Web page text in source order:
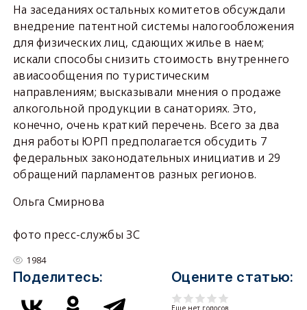
На заседаниях остальных комитетов обсуждали
внедрение патентной системы налогообложения
для физических лиц, сдающих жилье в наем;
искали способы снизить стоимость внутреннего
авиасообщения по туристическим
направлениям; высказывали мнения о продаже
алкогольной продукции в санаториях. Это,
конечно, очень краткий перечень. Всего за два
дня работы ЮРП предполагается обсудить 7
федеральных законодательных инициатив и 29
обращений парламентов разных регионов.
Ольга Смирнова
фото пресс-службы ЗС
1984
Поделитесь: Оцените статью:
Еще нет голосов